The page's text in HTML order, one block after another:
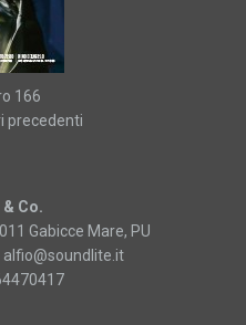
166
precedenti
Co.
Gabicce Mare, PU
alfio@soundlite.it